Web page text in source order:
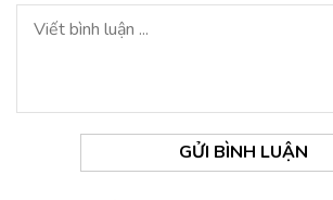
GỬI BÌNH LUẬN